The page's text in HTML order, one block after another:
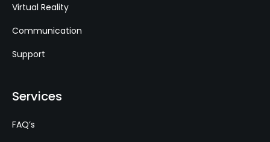
Virtual Reality
Communication
Support
Services
FAQ’s